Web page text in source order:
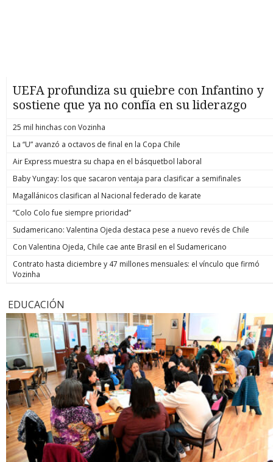
UEFA profundiza su quiebre con Infantino y
sostiene que ya no confía en su liderazgo
25 mil hinchas con Vozinha
La “U” avanzó a octavos de final en la Copa Chile
Air Express muestra su chapa en el básquetbol laboral
Baby Yungay: los que sacaron ventaja para clasificar a semifinales
Magallánicos clasifican al Nacional federado de karate
“Colo Colo fue siempre prioridad”
Sudamericano: Valentina Ojeda destaca pese a nuevo revés de Chile
Con Valentina Ojeda, Chile cae ante Brasil en el Sudamericano
Contrato hasta diciembre y 47 millones mensuales: el vínculo que firmó
Vozinha
EDUCACIÓN